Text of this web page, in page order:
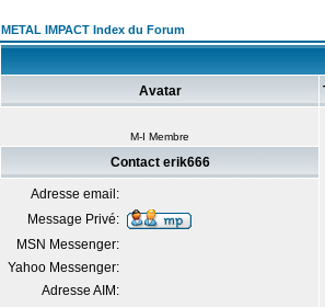
METAL IMPACT Index du Forum
Avatar
M-I Membre
Contact erik666
Adresse email:
Message Privé:
MSN Messenger:
Yahoo Messenger:
Adresse AIM: